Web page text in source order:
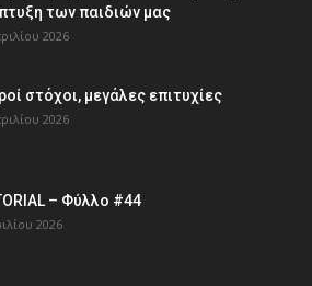
των παιδιών µας
2026
στόχοι, μεγάλες επιτυχίες
2026
– Φύλλο #44
2026